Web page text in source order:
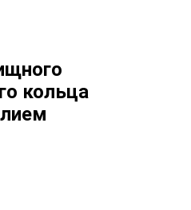
кольца